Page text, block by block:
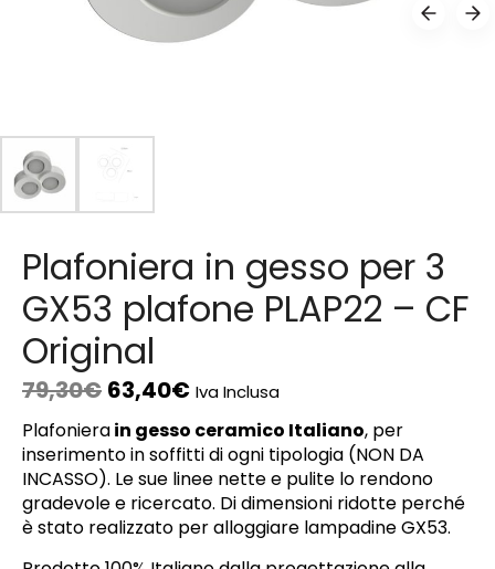
Plafoniera in gesso per 3
GX53 plafone PLAP22 – CF
Original
79,30€ 63,40€ Iva Inclusa
Plafonierain gesso ceramico Italiano, per
inserimento in soffitti di ogni tipologia (NON DA
INCASSO). Le sue linee nette e pulite lo rendono
gradevole e ricercato. Di dimensioni ridotte perché
è stato realizzato per alloggiare lampadine GX53.